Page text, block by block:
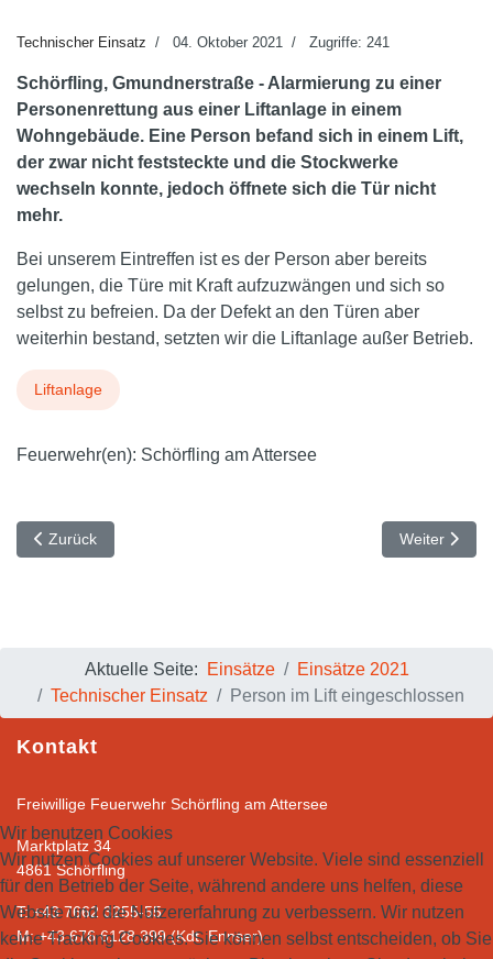
Technischer Einsatz 04. Oktober 2021 Zugriffe: 241
Schörfling, Gmundnerstraße - Alarmierung zu einer
Personenrettung aus einer Liftanlage in einem
Wohngebäude. Eine Person befand sich in einem Lift,
der zwar nicht feststeckte und die Stockwerke
wechseln konnte, jedoch öffnete sich die Tür nicht
mehr.
Bei unserem Eintreffen ist es der Person aber bereits
gelungen, die Türe mit Kraft aufzuzwängen und sich so
selbst zu befreien. Da der Defekt an den Türen aber
weiterhin bestand, setzten wir die Liftanlage außer Betrieb.
Liftanlage
Feuerwehr(en): Schörfling am Attersee
Vorheriger Beitrag: Alarmierung Türöffnung
Zurück Nächster
Weiter
Aktuelle Seite: Einsätze
Einsätze 2021
Technischer Einsatz
Person im Lift eingeschlossen
Kontakt
Freiwillige Feuerwehr Schörfling am Attersee
Marktplatz 34
4861 Schörfling
T: +43 7662 3255-55
M: +43 676 6128 399 (Kdt. Ennser)
Wir benutzen Cookies
Wir nutzen Cookies auf unserer Website. Viele sind essenziell
für den Betrieb der Seite, während andere uns helfen, diese
Website und die Nutzererfahrung zu verbessern. Wir nutzen
keine Tracking Cookies. Sie können selbst entscheiden, ob Sie